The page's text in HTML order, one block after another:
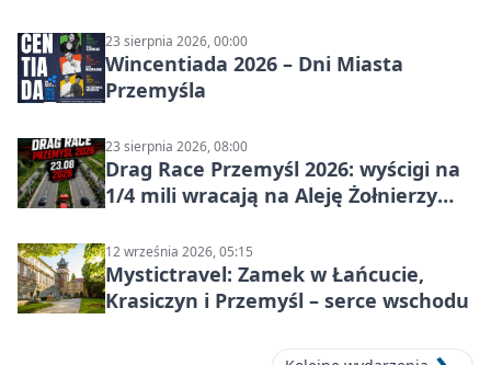
23 sierpnia 2026, 00:00
Wincentiada 2026 – Dni Miasta
Przemyśla
23 sierpnia 2026, 08:00
Drag Race Przemyśl 2026: wyścigi na
1/4 mili wracają na Aleję Żołnierzy
12 września 2026, 05:15
Mystictravel: Zamek w Łańcucie,
Krasiczyn i Przemyśl – serce wschodu